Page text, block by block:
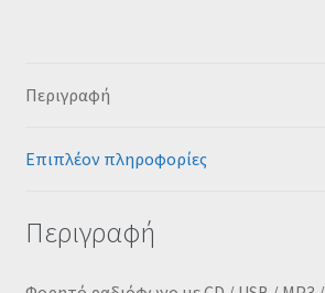
Περιγραφή
Επιπλέον πληροφορίες
Περιγραφή